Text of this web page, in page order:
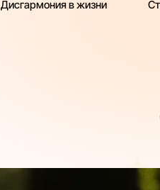
Дисгармония в жизни